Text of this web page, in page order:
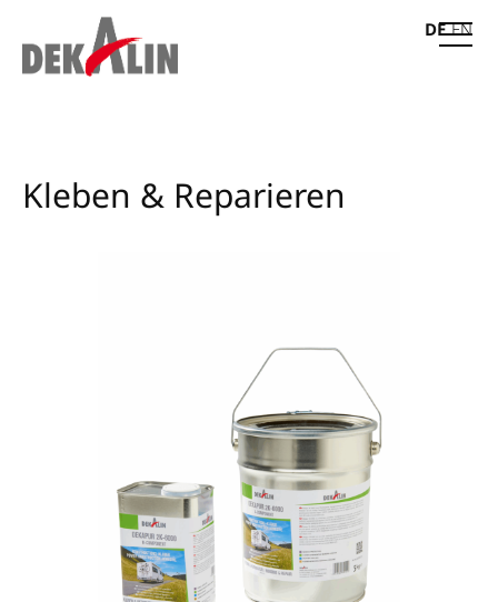
DE EN
Kleben & Reparieren